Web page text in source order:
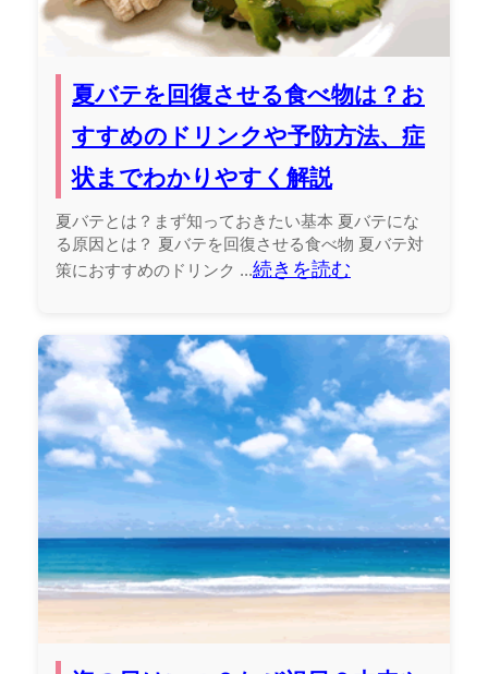
夏バテを回復させる食べ物は？お
すすめのドリンクや予防方法、症
状までわかりやすく解説
夏バテとは？まず知っておきたい基本 夏バテにな
る原因とは？ 夏バテを回復させる食べ物 夏バテ対
策におすすめのドリンク ...続きを読む